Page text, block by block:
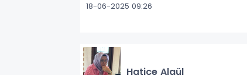
18-06-2025 09:26
Hatice Algül